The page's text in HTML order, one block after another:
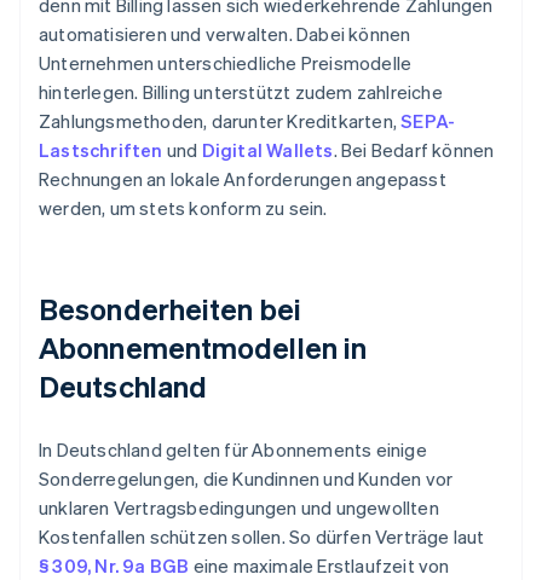
denn mit Billing lassen sich wiederkehrende Zahlungen
automatisieren und verwalten. Dabei können
Unternehmen unterschiedliche Preismodelle
hinterlegen. Billing unterstützt zudem zahlreiche
Zahlungsmethoden, darunter Kreditkarten,SEPA-
Lastschriften und Digital Wallets. Bei Bedarf können
Rechnungen an lokale Anforderungen angepasst
werden, um stets konform zu sein.
Besonderheiten bei
Abonnementmodellen in
Deutschland
In Deutschland gelten für Abonnements einige
Sonderregelungen, die Kundinnen und Kunden vor
unklaren Vertragsbedingungen und ungewollten
Kostenfallen schützen sollen. So dürfen Verträge laut
§ 309, Nr. 9a BGB eine maximale Erstlaufzeit von